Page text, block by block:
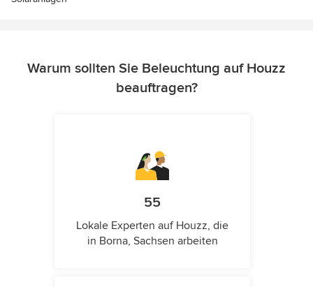
Warum sollten Sie Beleuchtung auf Houzz
beauftragen?
55
Lokale Experten auf Houzz, die
in Borna, Sachsen arbeiten